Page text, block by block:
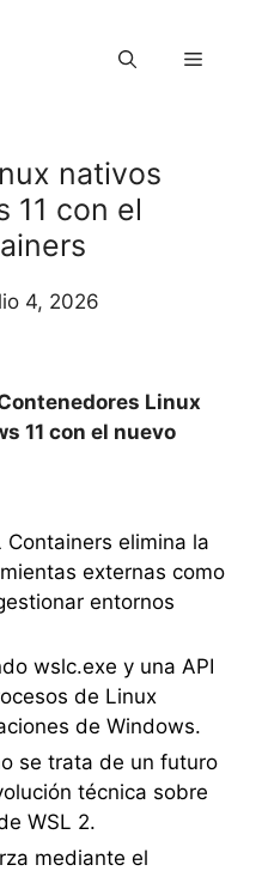
Menú
nativos
11 con el
4, 2026
Linux
11 con el nuevo
Containers elimina la
externas como
entornos
wslc.exe y una API
de Linux
de Windows.
se trata de un futuro
técnica sobre
WSL 2.
mediante el